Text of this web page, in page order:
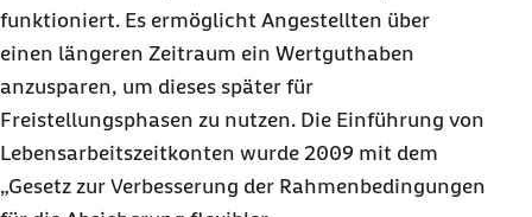
funktioniert. Es ermöglicht Angestellten über
einen längeren Zeitraum ein Wertguthaben
anzusparen, um dieses später für
Freistellungsphasen zu nutzen. Die Einführung von
Lebensarbeitszeitkonten wurde 2009 mit dem
„Gesetz zur Verbesserung der Rahmenbedingungen